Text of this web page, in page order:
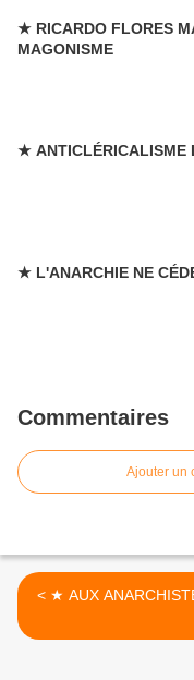
★ RICARDO FLORES
MAGONISME
★ ANTICLÉRICALISME
★ L'ANARCHIE NE
Commentaires
Ajouter un
< ★ AUX